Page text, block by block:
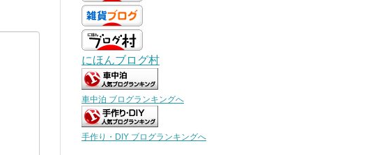
にほんブログ村
車中泊 ブログランキングへ
手作り・DIY ブログランキングへ